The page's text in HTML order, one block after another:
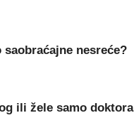
nesreće?
ili žele samo doktora